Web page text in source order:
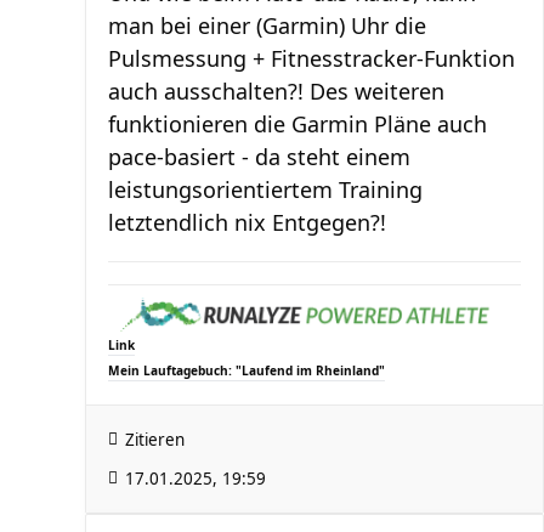
man bei einer (Garmin) Uhr die
Pulsmessung + Fitnesstracker-Funktion
auch ausschalten?! Des weiteren
funktionieren die Garmin Pläne auch
pace-basiert - da steht einem
leistungsorientiertem Training
letztendlich nix Entgegen?!
Link
Mein Lauftagebuch: "Laufend im Rheinland"
Zitieren
17.01.2025, 19:59